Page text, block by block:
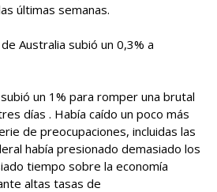
últimas semanas.
Australia subió un 0,3% a
un 1% para romper una brutal
días . Había caído un poco más
de preocupaciones, incluidas las
había presionado demasiado los
tiempo sobre la economía
altas tasas de